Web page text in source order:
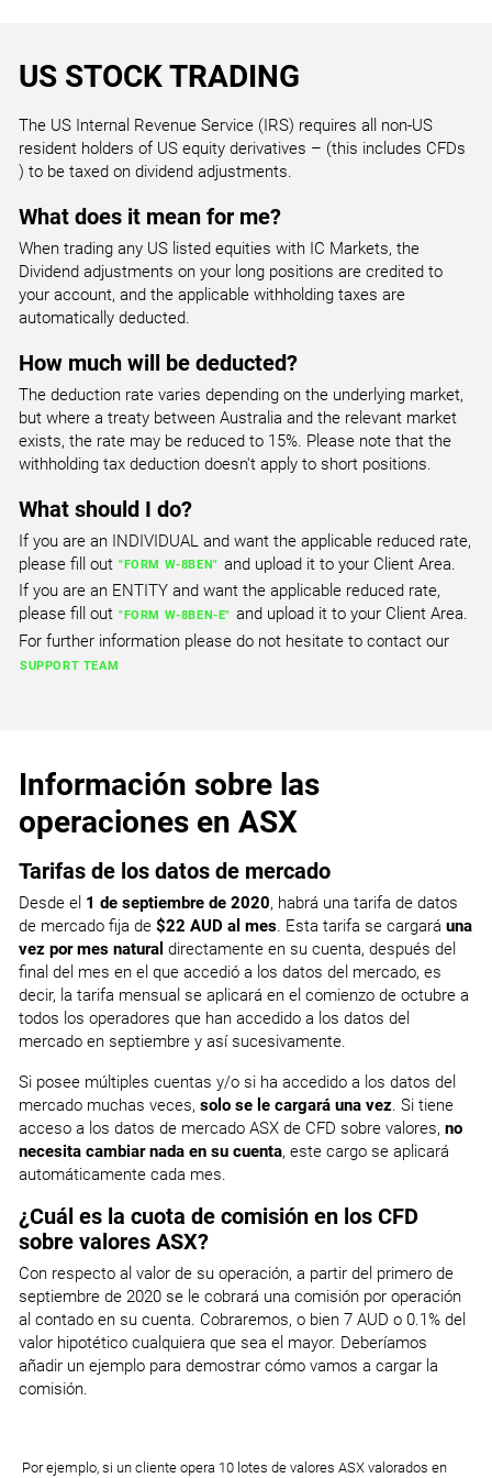
ALEX.NYSE
Alamo Group Inc
ALK.NYSE
Alaska Air Group Inc
ALL.NYSE
Allstate Corp
ALLE.NYSE
Allegion
ALLY.NYSE
Ally Financial Inc. Common Stock
Alta Equipment Group Inc
ALX.NYSE
AM.NYSE
Antero Midstream Partners LP
AMC.NYSE
AMC Entertainment Holdings Inc CFD
Amcor plc
AME.NYSE
AMETEK Inc.
AGNC.NAS
AGNC Investment Corp
AGRX.NAS
Agile Therapeutics Inc
AHCO.NAS
AHG.NAS
Akso Health Group
AIKI.NAS
Aikido Pharma Inc
AINV.NAS
Airgain Inc
AIRS.NAS
AirSculpt Technologies Inc.
AKAM.NAS
Akamai Technologies Inc
AKRO.NAS
Akero Therapeutics Inc
AKTS.NAS
Akoustis Technologies Inc
AKTX.NAS
Akari Therapeutics PLC
FPE3.ETR
Fuchs Petrolub AG
Fraport
FRE.ETR
Fresenius KGaA
G1A.ETR
GBF.ETR
GFT.ETR
HEI.ETR
HeidelbergCement AG
HEN3.ETR
Henkel AG & Co KGaA
HNR1.ETR
HOT.ETR
HOCHTIEF
IFX.ETR
Infineon TECH.AG
CPG.LSE
Compass Group
Capita Group
CRH (UK)
DCC.LSE
DGE.LSE
Diageo PLC (GB)
EMG.LSE
Man Group PLC
EXPN.LSE
Experian
EZJ.LSE
EasyJet
FLTR.LSE
Flutter Entertainment
FRES.LSE
GLEN.LSE
Glencore Xstrata plc (UK)
GSK.LSE
DG.PAR
Vinci
DSY.PAR
Dassault Systemes
EDEN.PAR
EDF.PAR
ENGI.PAR
Engie
EO.PAR
Faurecia
EUFI.PAR
Eurofins Scientific CFD
FGR.PAR
Eiffage
FNAC.PAR
Fnac Darty
FP.PAR
TotalEnergies (FR)
FR.PAR
ENG.MAD
Enagas
FER.MAD
Ferrovial
GRF.MAD
Grifols SA
IBE.MAD
Iberdrola
IDR.MAD
Indra Sistemas
Mapfre
MEL.MAD
Melia Hotels International
MRL.MAD
MTS.MAD
ArcelorMittal (ES)
NTGY.MAD
Naturgy Energy Group
REP.MAD
Repsol YPF
Cboe Global Markets Inc CFD
CODX.US
Co-Diagnostics Inc CFD
FSRNQ.US
Fisker Inc CFD
IDEXQ.US
Ideanomics Inc CFD
ContextLogic Holdings Inc CFD
MEHCQ.US
Chrome Holding Co CFD
SPWRQ.US
SunPower Corp CFD
TOON.US
Kartoon Studios Inc CFD
TPICQ.US
VRAYQ.US
ViewRay Inc CFD
VXRT.US
Vaxart Inc CFD
ZYXIQ.US
US STOCK TRADING
The US Internal Revenue Service (IRS) requires all non-US
resident holders of US equity derivatives – (this includes CFDs
) to be taxed on dividend adjustments.
What does it mean for me?
When trading any US listed equities with IC Markets, the
Dividend adjustments on your long positions are credited to
your account, and the applicable withholding taxes are
automatically deducted.
How much will be deducted?
The deduction rate varies depending on the underlying market,
but where a treaty between Australia and the relevant market
exists, the rate may be reduced to 15%. Please note that the
withholding tax deduction doesn't apply to short positions.
What should I do?
If you are an INDIVIDUAL and want the applicable reduced rate,
please fill out "FORM W-8BEN" and upload it to your Client Area.
If you are an ENTITY and want the applicable reduced rate,
please fill out "FORM W-8BEN-E" and upload it to your Client Area.
For further information please do not hesitate to contact our
SUPPORT TEAM
Información sobre las
operaciones en ASX
Tarifas de los datos de mercado
Desde el 1 de septiembre de 2020, habrá una tarifa de datos
de mercado fija de$22 AUD al mes. Esta tarifa se cargaráuna
vez por mes natural directamente en su cuenta, después del
final del mes en el que accedió a los datos del mercado, es
decir, la tarifa mensual se aplicará en el comienzo de octubre a
todos los operadores que han accedido a los datos del
mercado en septiembre y así sucesivamente.
Si posee múltiples cuentas y/o si ha accedido a los datos del
mercado muchas veces,solo se le cargará una vez. Si tiene
acceso a los datos de mercado ASX de CFD sobre valores,no
necesita cambiar nada en su cuenta, este cargo se aplicará
automáticamente cada mes.
¿Cuál es la cuota de comisión en los CFD
sobre valores ASX?
Con respecto al valor de su operación, a partir del primero de
septiembre de 2020 se le cobrará una comisión por operación
al contado en su cuenta. Cobraremos, o bien 7 AUD o 0.1% del
valor hipotético cualquiera que sea el mayor. Deberíamos
añadir un ejemplo para demostrar cómo vamos a cargar la
comisión.
Por ejemplo, si un cliente opera 10 lotes de valores ASX valorados en